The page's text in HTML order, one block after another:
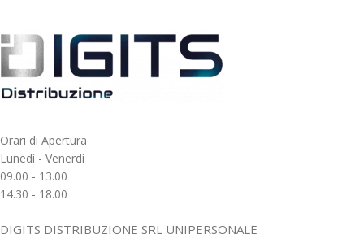
Orari di Apertura
Lunedì - Venerdì
09.00 - 13.00
14.30 - 18.00
DIGITS DISTRIBUZIONE SRL UNIPERSONALE